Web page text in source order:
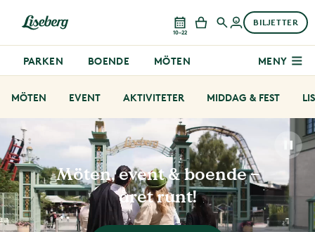
10–22
BILJETTER
PARKEN BOENDE MÖTEN MENY
MÖTEN EVENT AKTIVITETER MIDDAG & FEST
Möten, event & boende –
året runt!